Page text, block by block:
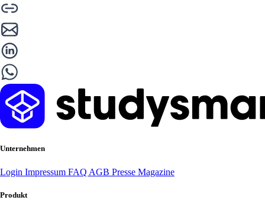
Unternehmen
Login Impressum FAQ AGB Presse Magazine
Produkt